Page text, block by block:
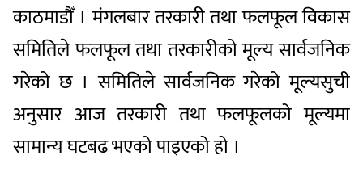
काठमाडौँ । मंगलबार तरकारी तथा फलफूल विकास
समितिले फलफूल तथा तरकारीको मूल्य सार्वजनिक
गरेको छ । समितिले सार्वजनिक गरेको मूल्यसुची
अनुसार आज तरकारी तथा फलफूलको मूल्यमा
सामान्य घटबढ भएको पाइएको हो ।